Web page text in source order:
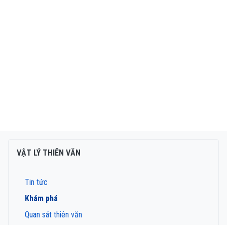
VẬT LÝ THIÊN VĂN
Tin tức
Khám phá
Quan sát thiên văn